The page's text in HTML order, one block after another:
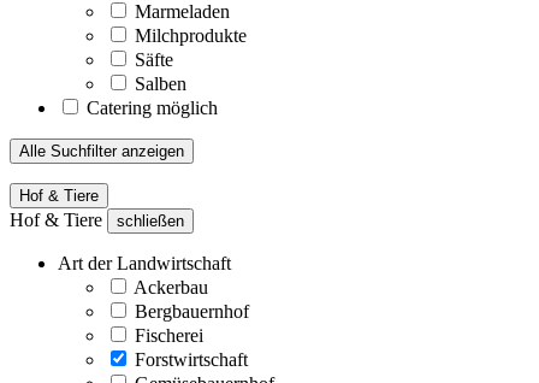
Marmeladen
Milchprodukte
Säfte
Salben
Catering möglich
Alle Suchfilter anzeigen
Hof & Tiere
Hof & Tiere schließen
Art der Landwirtschaft
Ackerbau
Bergbauernhof
Fischerei
Forstwirtschaft